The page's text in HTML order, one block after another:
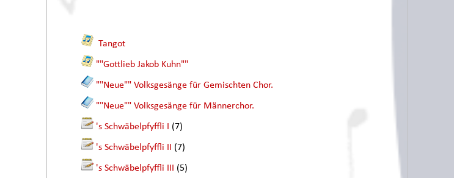
Tangot
""Gottlieb Jakob Kuhn""
""Neue"" Volksgesänge für Gemischten Chor.
""Neue"" Volksgesänge für Männerchor.
's Schwäbelpfyffli I (7)
's Schwäbelpfyffli II (7)
's Schwäbelpfyffli III (5)